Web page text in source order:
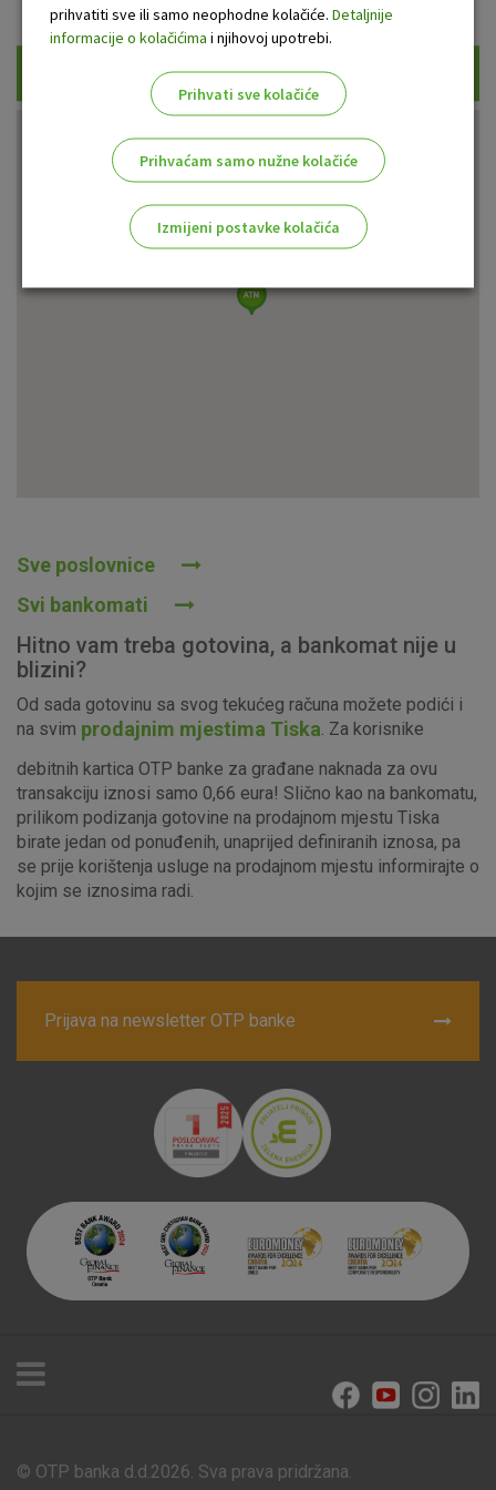
Sve poslovnice
Svi bankomati
Hitno vam treba gotovina, a bankomat nije u
blizini?
Od sada gotovinu sa svog tekućeg računa možete podići i
na svim prodajnim mjestima Tiska . Za korisnike
debitnih kartica OTP banke za građane naknada za ovu
transakciju iznosi samo 0,66 eura! Slično kao na bankomatu,
prilikom podizanja gotovine na prodajnom mjestu Tiska
birate jedan od ponuđenih, unaprijed definiranih iznosa, pa
se prije korištenja usluge na prodajnom mjestu informirajte o
kojim se iznosima radi.
Prijava na newsletter OTP banke
Poslovnice i bankomati
© OTP banka d.d.2026. Sva prava pridržana.
prihvatiti sve ili samo neophodne kolačiće. Detaljnije
informacije o kolačićima i njihovoj upotrebi.
Prihvati sve kolačiće
Prihvaćam samo nužne kolačiće
Izmijeni postavke kolačića
Ovi kolačići nužni su za funkcioniranje internetske stranice i
postavljaju kao odgovor na vaše radnje koje uključuju zahtjev
za uslugama, kao što su postavke kolačića. Svoj preglednik
o njima, ali u tom slučaju neki dijelovi stranice neće raditi. Ti
kolačići ne pohranjuju nikakve informacije koje bi vas mogle
identificirati.
Detaljnije informacije o kolačićima